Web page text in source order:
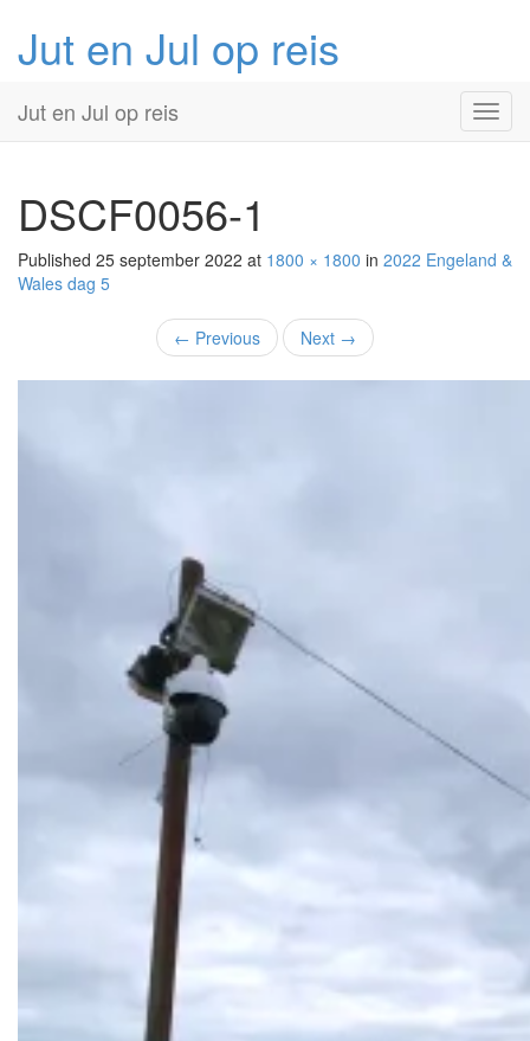
Jut en Jul op reis
Primary
Menu
content
Jut en Jul op reis
DSCF0056-1
Published 25 september 2022 at 1800 × 1800 in 2022 Engeland &
Wales dag 5
← Previous Next →